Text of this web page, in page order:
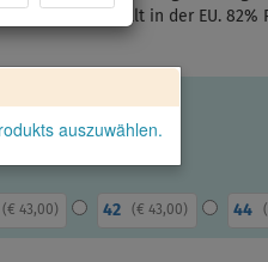
Hergestellt in der EU. 82%
auszuwählen.
(€ 43,00) 42 (€ 43,00) 44 (